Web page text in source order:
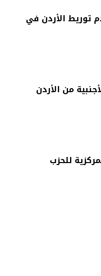
توريط الأردن في
من الأردن
للحزب